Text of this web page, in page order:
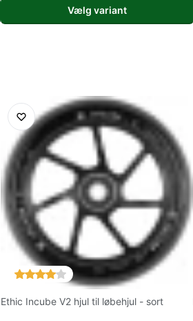
Vælg variant
Ethic Incube V2 hjul til løbehjul - sort